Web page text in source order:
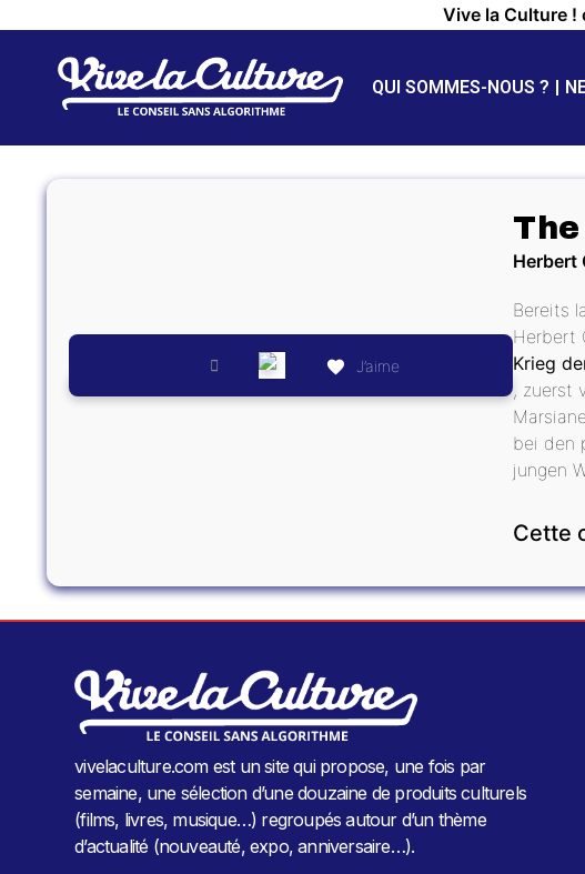
Vive la Culture !
QUI SOMMES-NOUS ?
J’aime
Herbert
Bereits
Herbert
Krieg
, zuerst
bei den
jungen
Cette
vivelaculture.com est un site qui propose, une fois par
semaine, une sélection d’une douzaine de produits culturels
(films, livres, musique…) regroupés autour d’un thème
d’actualité (nouveauté, expo, anniversaire…).